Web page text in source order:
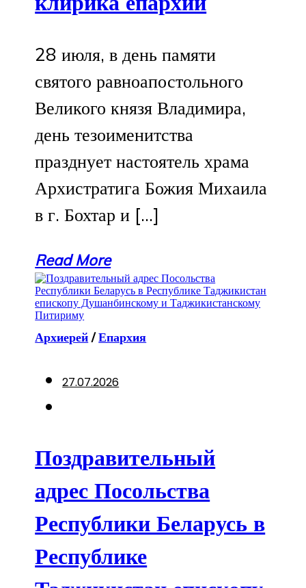
28 июля, в день памяти
святого равноапостольного
Великого князя Владимира,
день тезоименитства
празднует настоятель храма
Архистратига Божия Михаила
в г. Бохтар и […]
Read More
Архиерей /Епархия
27.07.2026
Поздравительный
адрес Посольства
Республики Беларусь в
Республике